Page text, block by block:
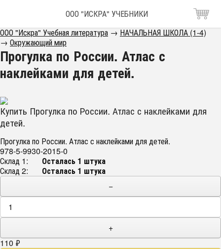
ООО "ИСКРА" УЧЕБНИКИ
ООО "Искра" Учебная литература → НАЧАЛЬНАЯ ШКОЛА (1-4)
→ Окружающий мир
Прогулка по России. Атлас с
наклейками для детей.
Купить Прогулка по России. Атлас с наклейками для
детей.
Прогулка по России. Атлас с наклейками для детей.
978-5-9930-2015-0
Склад 1:
Осталась 1 штука
Склад 2:
Осталась 1 штука
−
+
110 ₽